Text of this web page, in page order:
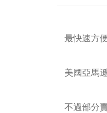
最快速方
美國亞馬
不過部分